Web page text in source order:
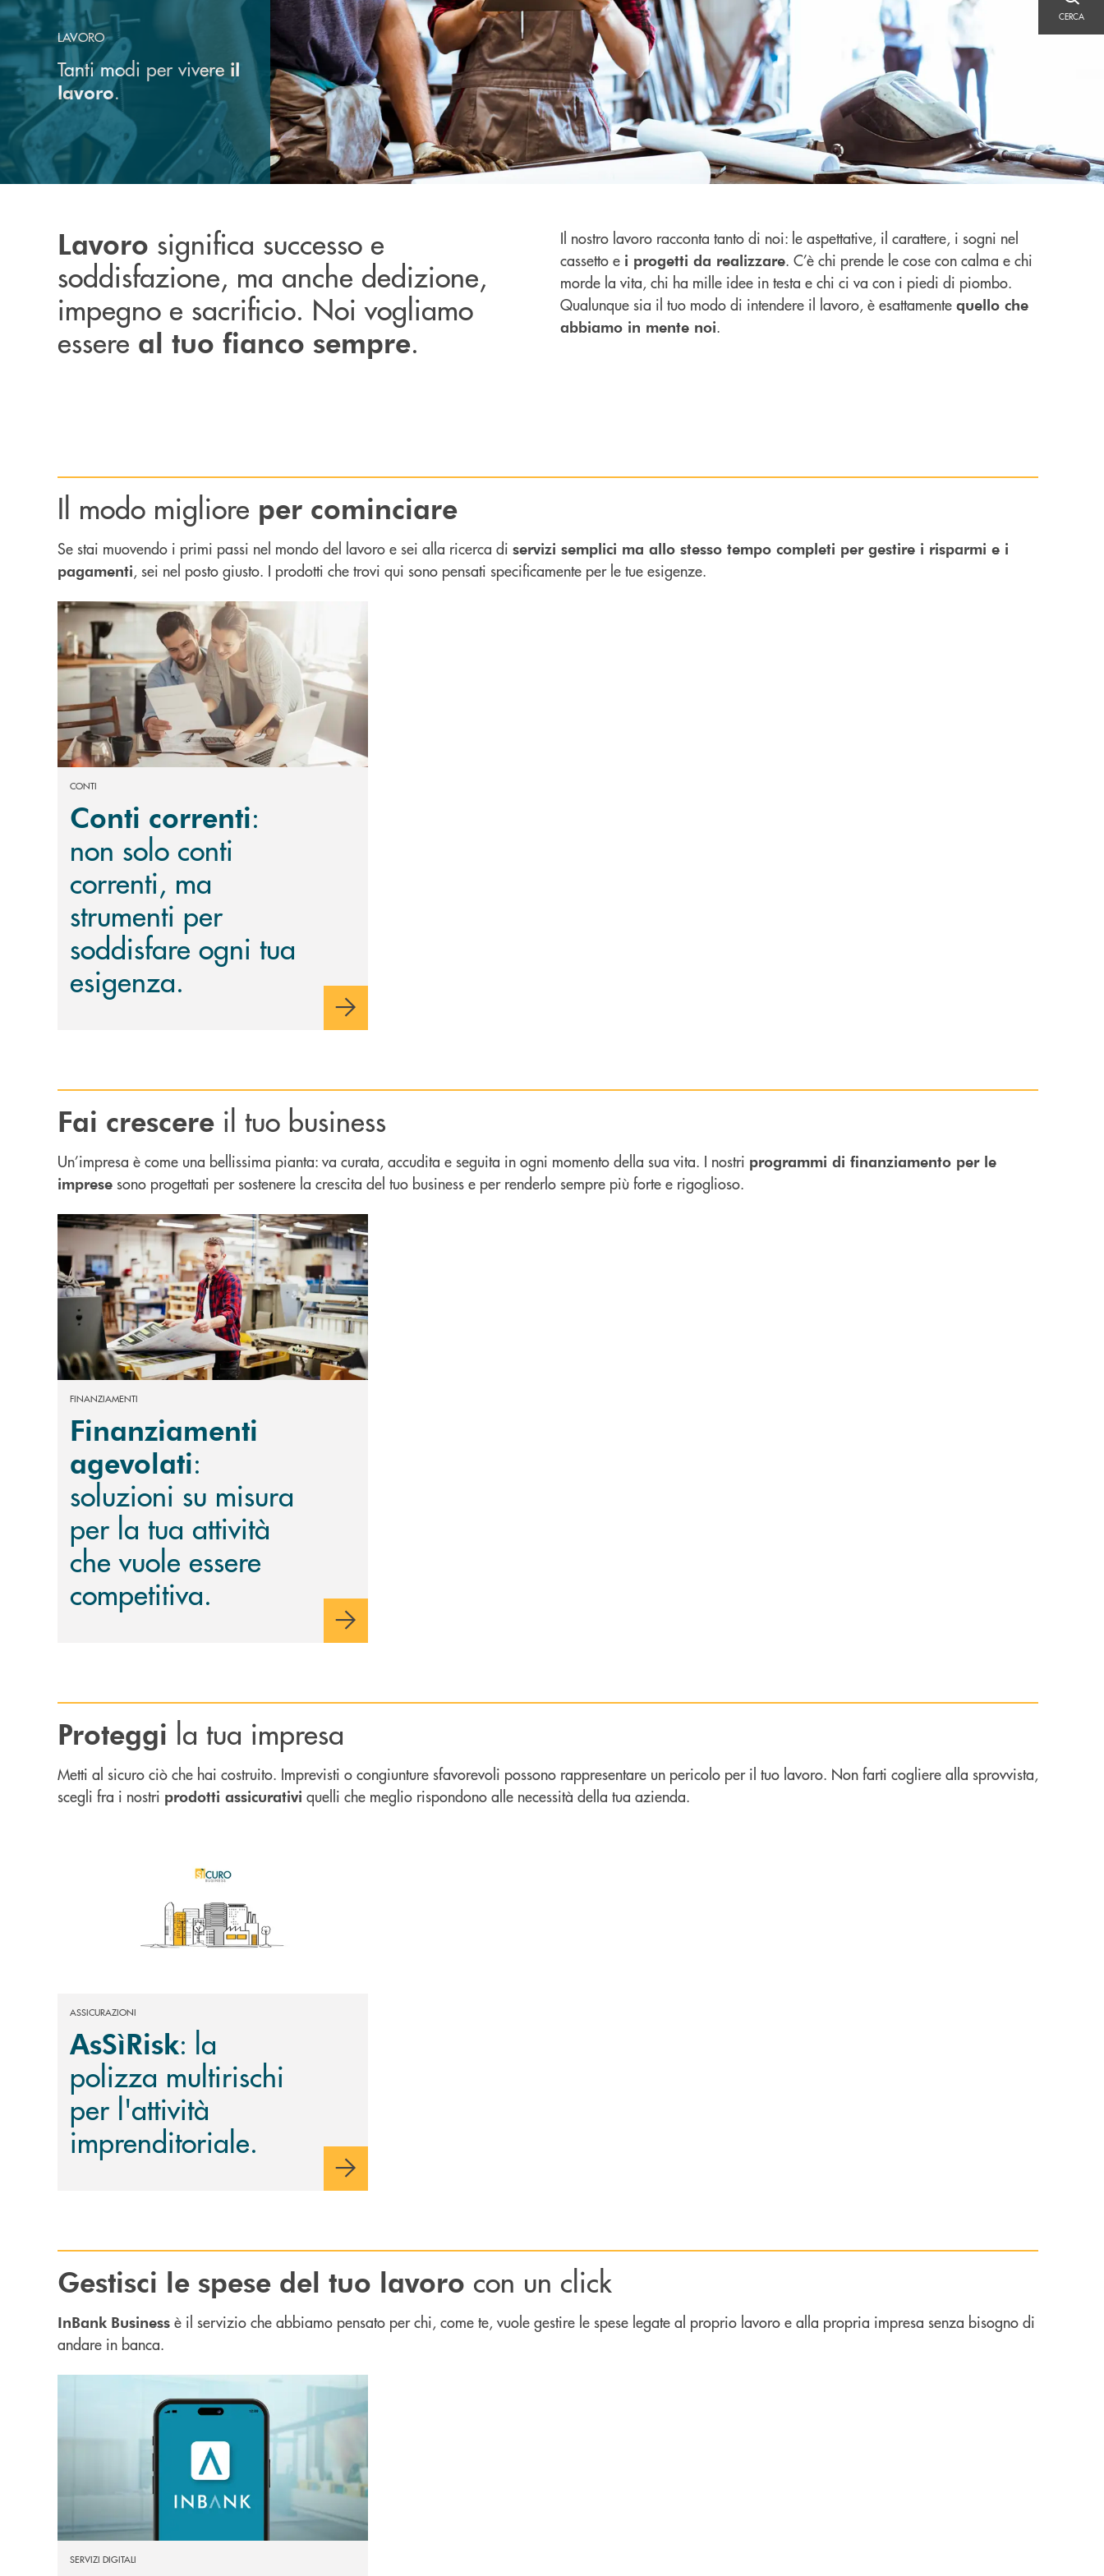
CERCA
CERCA
LAVORO
Tanti modi per vivere il
lavoro.
Lavoro significa successo e
soddisfazione, ma anche dedizione,
impegno e sacrificio. Noi vogliamo
essere al tuo fianco sempre.
Il nostro lavoro racconta tanto di noi: le aspettative, il carattere, i sogni nel
cassetto e i progetti da realizzare. C’è chi prende le cose con calma e chi
morde la vita, chi ha mille idee in testa e chi ci va con i piedi di piombo.
Qualunque sia il tuo modo di intendere il lavoro, è esattamente quello che
abbiamo in mente noi.
Il modo migliore per cominciare
Se stai muovendo i primi passi nel mondo del lavoro e sei alla ricerca di servizi semplici ma allo stesso tempo completi per gestire i risparmi e i
pagamenti, sei nel posto giusto. I prodotti che trovi qui sono pensati specificamente per le tue esigenze.
Scopri di più Conti correnti : non solo conti correnti, ma strumenti per soddisfare ogni tua esigenza.
CONTI
Conti correnti:
non solo conti
correnti, ma
strumenti per
soddisfare ogni tua
esigenza.
Fai crescere il tuo business
Un’impresa è come una bellissima pianta: va curata, accudita e seguita in ogni momento della sua vita. I nostri programmi di finanziamento per le
imprese sono progettati per sostenere la crescita del tuo business e per renderlo sempre più forte e rigoglioso.
Scopri di più Finanziamenti agevolati : soluzioni su misura per la tua attività che vuole essere competitiva.
FINANZIAMENTI
Finanziamenti
agevolati:
soluzioni su misura
per la tua attività
che vuole essere
competitiva.
Proteggi la tua impresa
Metti al sicuro ciò che hai costruito. Imprevisti o congiunture sfavorevoli possono rappresentare un pericolo per il tuo lavoro. Non farti cogliere alla sprovvista,
scegli fra i nostri prodotti assicurativi quelli che meglio rispondono alle necessità della tua azienda.
ASSICURAZIONI
AsSìRisk: la
polizza multirischi
per l'attività
imprenditoriale.
Gestisci le spese del tuo lavoro con un click
InBank Business è il servizio che abbiamo pensato per chi, come te, vuole gestire le spese legate al proprio lavoro e alla propria impresa senza bisogno di
andare in banca.
Scopri di più App Inbank : il conto bancario della tua attività direttamente sullo smartphone.
SERVIZI DIGITALI